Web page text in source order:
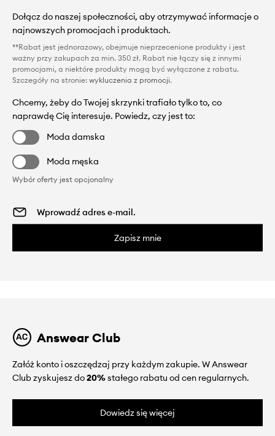
Dołącz do naszej społeczności, aby otrzymywać informacje o
najnowszych promocjach i produktach.
**Rabat jest jednorazowy, obejmuje nieprzecenione produkty i jest
ważny przy zakupach za min. 350 zł. Rabat nie łączy się z innymi
promocjami, a niektóre produkty mogą być wyłączone z rabatu.
Szczegóły na stronie: wykluczenia z promocji.
Chcemy, żeby do Twojej skrzynki trafiało tylko to, co
naprawdę Cię interesuje. Powiedz, czy jest to:
Moda damska
Moda męska
Wybór oferty jest opcjonalny
Zapisz mnie
Answear Club
Załóż konto i oszczędzaj przy każdym zakupie. W Answear
Club zyskujesz do20%stałego rabatu od cen regularnych.
Dowiedz się więcej